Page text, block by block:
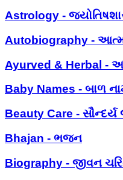
Astrology -
Autobiography -
Ayurved & Herbal -
Baby Names - બાળ
Beauty Care -
Bhajan - ભજન
Biography - જીવન